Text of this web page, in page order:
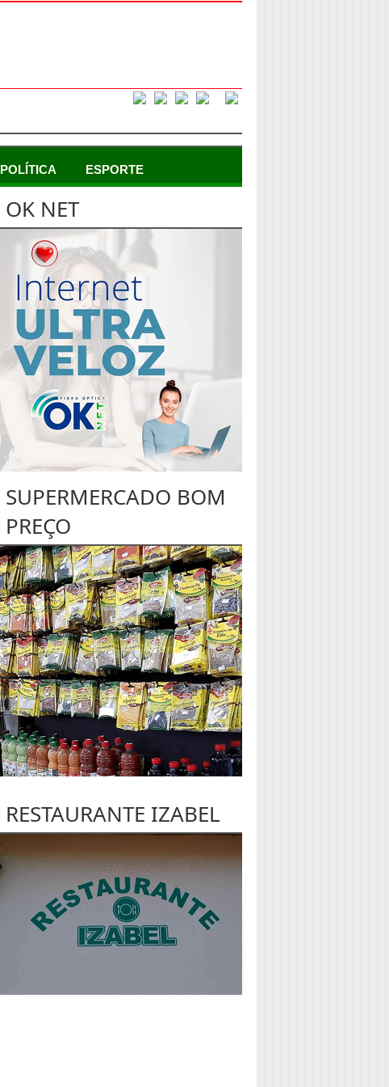
POLÍTICA ESPORTE
OK NET
SUPERMERCADO BOM
PREÇO
RESTAURANTE IZABEL